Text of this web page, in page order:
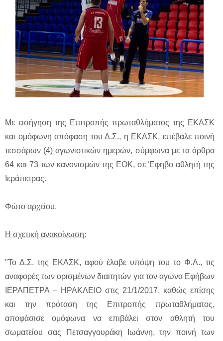
Με εισήγηση της Επιτροπής πρωταθλήματος της ΕΚΑΣΚ
και ομόφωνη απόφαση του Δ.Σ., η ΕΚΑΣΚ, επέβαλε ποινή
τεσσάρων (4) αγωνιστικών ημερών, σύμφωνα με τα άρθρα
64 και 73 των κανονισμών της ΕΟΚ, σε Έφηβο αθλητή της
Ιεράπετρας.
Φώτο αρχείου.
Η σχετική ανακοίνωση:
"Το Δ.Σ. της ΕΚΑΣΚ, αφού έλαβε υπόψη του το Φ.Α., τις
αναφορές των ορισμένων διαιτητών για τον αγώνα Εφήβων
ΙΕΡΑΠΕΤΡΑ – ΗΡΑΚΛΕΙΟ στις 21/1/2017, καθώς επίσης
και την πρόταση της Επιτροπής πρωταθλήματος,
αποφάσισε ομόφωνα να επιβάλει στον αθλητή του
σωματείου σας Πετσαγγουράκη Ιωάννη, την ποινή των